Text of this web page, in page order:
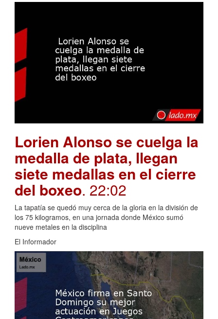
Lorien Alonso se cuelga la
medalla de plata, llegan
siete medallas en el cierre
del boxeo. 22:02
La tapatía se quedó muy cerca de la gloria en la división de
los 75 kilogramos, en una jornada donde México sumó
nueve metales en la disciplina
El Informador